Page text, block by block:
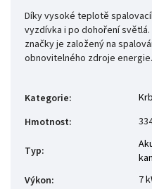
Díky vysoké teplotě
vyzdívka i po dohoření
značky je založený na
obnovitelného zdroje energie.
Kategorie:
Hmotnost:
Typ:
Výkon: 7